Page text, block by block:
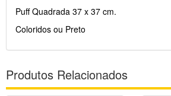
Puff Quadrada 37 x 37 cm.
Coloridos ou Preto
Produtos Relacionados